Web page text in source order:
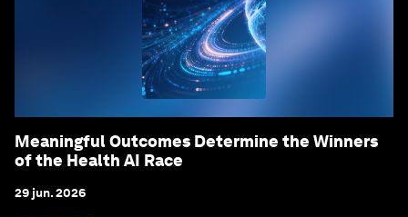
Meaningful Outcomes Determine the Winners
of the Health AI Race
29 jun. 2026